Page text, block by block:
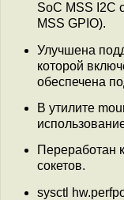
SoC MSS I2C
MSS GPIO).
Улучшена
которой
обеспечена
В утилите
Переработан
сокетов.
sysctl